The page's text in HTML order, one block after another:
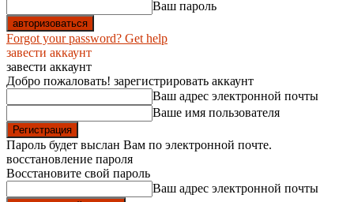
Ваш пароль
Forgot your password? Get help
завести аккаунт
завести аккаунт
Добро пожаловать! зарегистрировать аккаунт
Ваш адрес электронной почты
Ваше имя пользователя
Пароль будет выслан Вам по электронной почте.
восстановление пароля
Восстановите свой пароль
Ваш адрес электронной почты